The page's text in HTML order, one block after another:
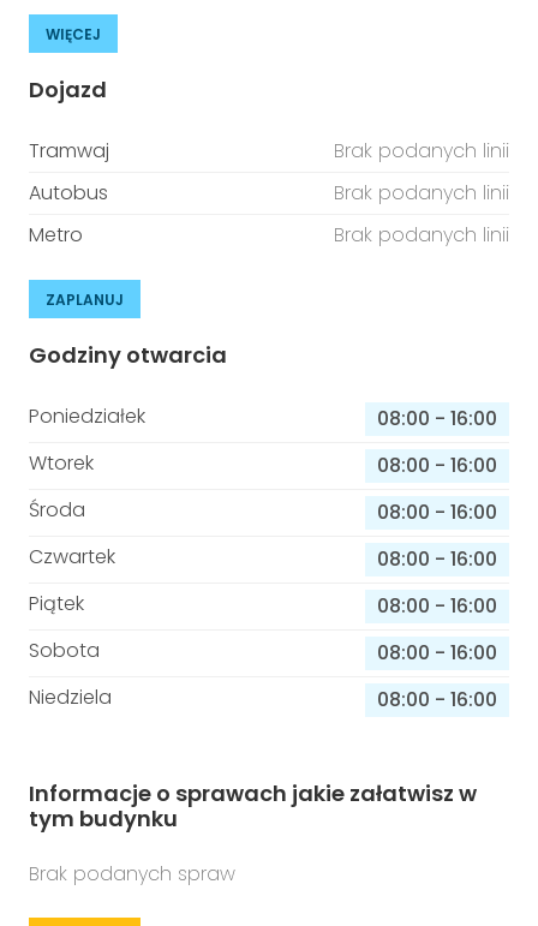
WIĘCEJ
Dojazd
Tramwaj
Brak podanych linii
Autobus
Brak podanych linii
Metro
Brak podanych linii
ZAPLANUJ
Godziny otwarcia
Poniedziałek 08:00 - 16:00
Wtorek
08:00 - 16:00
Środa
08:00 - 16:00
Czwartek
08:00 - 16:00
Piątek
08:00 - 16:00
Sobota
08:00 - 16:00
Niedziela
08:00 - 16:00
Informacje o sprawach jakie załatwisz w
tym budynku
Brak podanych spraw